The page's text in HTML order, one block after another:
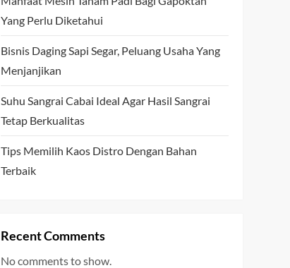
Yang Perlu Diketahui
Bisnis Daging Sapi Segar, Peluang Usaha Yang
Menjanjikan
Suhu Sangrai Cabai Ideal Agar Hasil Sangrai
Tetap Berkualitas
Tips Memilih Kaos Distro Dengan Bahan
Terbaik
Recent Comments
No comments to show.